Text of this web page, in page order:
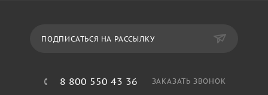
ПОДПИСАТЬСЯ НА РАССЫЛКУ
8 800 550 43 36 ЗАКАЗАТЬ ЗВОНОК